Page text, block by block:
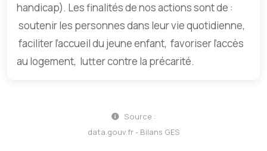
handicap). Les finalités de nos actions sont de :
soutenir les personnes dans leur vie quotidienne,
faciliter l’accueil du jeune enfant, favoriser l’accès
au logement, lutter contre la précarité.
Source :
data.gouv.fr - Bilans GES